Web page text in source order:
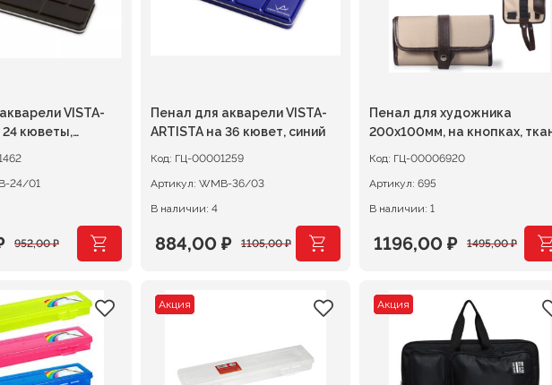
VISTA-
24 кюветы,
24/01
952,00₽
Пенал для акварели VISTA-
ARTISTA на 36 кювет, синий
Код: ГЦ-00001259
Артикул: WMB-36/03
В наличии: 4
1105,00₽
Первоначальная
составляла
884,00 ₽
Текущая
884,00 ₽.
Пенал для художника
200х100мм, на кнопках,
Код: ГЦ-00006920
Артикул: 695
В наличии: 1
1495,00₽
Первоначальная
составляла
1495,00 ₽.
1196,00 ₽
Текущая
1196,00 ₽.
Акция Акция